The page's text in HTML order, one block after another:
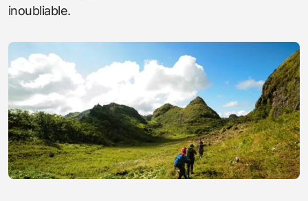
inoubliable.